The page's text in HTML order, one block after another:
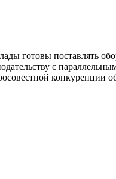
готовы поставлять
с